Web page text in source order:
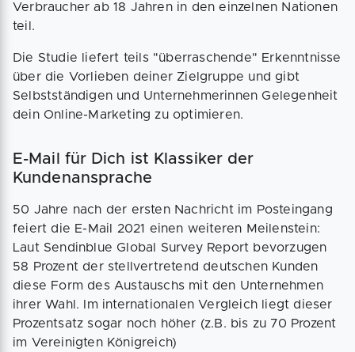
Verbraucher ab 18 Jahren in den einzelnen Nationen
teil.
Die Studie liefert teils "überraschende" Erkenntnisse
über die Vorlieben deiner Zielgruppe und gibt
Selbstständigen und Unternehmerinnen Gelegenheit
dein Online-Marketing zu optimieren.
E-Mail für Dich ist Klassiker der
Kundenansprache
50 Jahre nach der ersten Nachricht im Posteingang
feiert die E-Mail 2021 einen weiteren Meilenstein:
Laut Sendinblue Global Survey Report bevorzugen
58 Prozent der stellvertretend deutschen Kunden
diese Form des Austauschs mit den Unternehmen
ihrer Wahl. Im internationalen Vergleich liegt dieser
Prozentsatz sogar noch höher (z.B. bis zu 70 Prozent
im Vereinigten Königreich)